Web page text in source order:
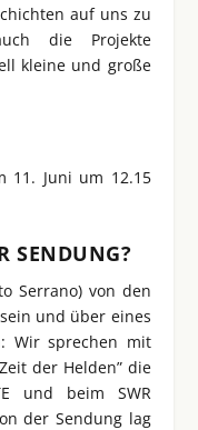
auf uns zu
die Projekte
kleine und große
11. Juni um 12.15
SENDUNG?
Serrano) von den
und über eines
Wir sprechen mit
der Helden” die
und beim SWR
der Sendung lag